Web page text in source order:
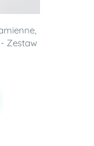
Zestaw